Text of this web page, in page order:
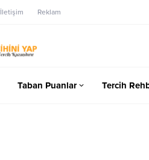
İletişim Reklam
Taban Puanlar Tercih